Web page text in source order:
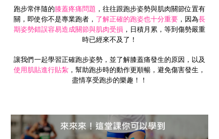
跑步常伴隨的膝蓋疼痛問題 ，往往跟跑步姿勢與肌肉關節位置有
關，即使你不是專業跑者， 了解正確的跑姿也十分重要 ，因為長
期姿勢錯誤容易造成關節與肌肉受損 ，日積月累，等到傷勢嚴重
時已經來不及了！
讓我們一起學習正確跑步姿勢，並了解膝蓋痛發生的原因，以及
使用肌貼進行貼紮 ，幫助跑步時的動作更順暢，避免傷害發生，
盡情享受跑步的樂趣！！